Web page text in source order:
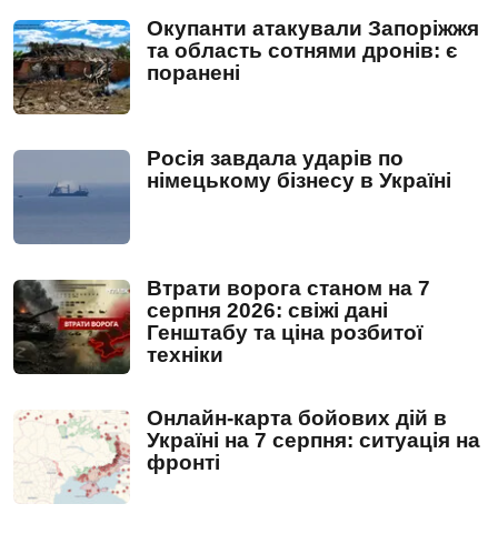
Окупанти атакували Запоріжжя
та область сотнями дронів: є
поранені
Росія завдала ударів по
німецькому бізнесу в Україні
Втрати ворога станом на 7
серпня 2026: свіжі дані
Генштабу та ціна розбитої
техніки
Онлайн-карта бойових дій в
Україні на 7 серпня: ситуація на
фронті